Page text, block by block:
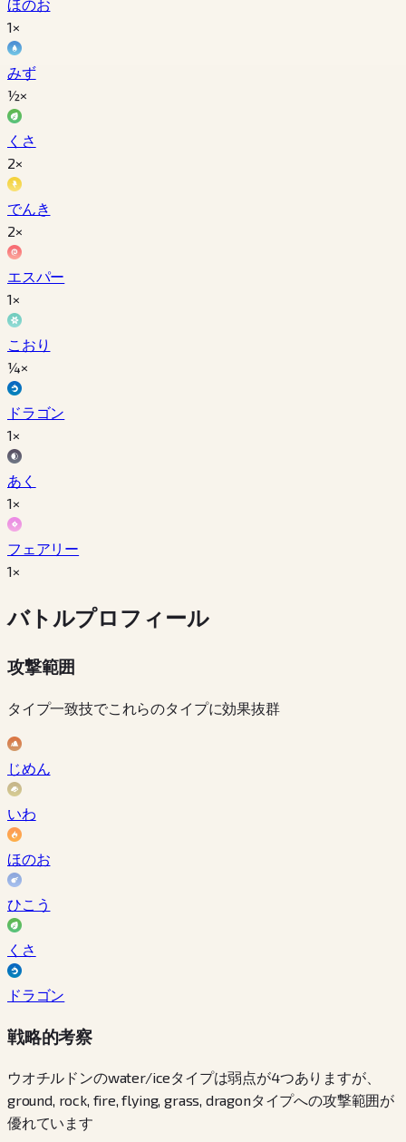
ほのお
1×
みず
½×
くさ
2×
でんき
2×
エスパー
1×
こおり
¼×
ドラゴン
1×
あく
1×
フェアリー
1×
バトルプロフィール
攻撃範囲
タイプ一致技でこれらのタイプに効果抜群
じめん
いわ
ほのお
ひこう
くさ
ドラゴン
戦略的考察
ウオチルドンのwater/iceタイプは弱点が4つありますが、
ground, rock, fire, flying, grass, dragonタイプへの攻撃範囲が
優れています